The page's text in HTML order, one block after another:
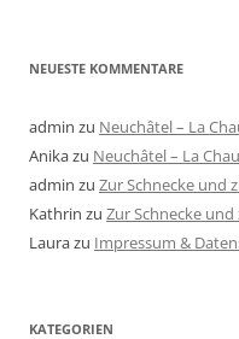
NEUESTE KOMMENTARE
admin zu Neuchâtel – La
Anikazu Neuchâtel – La
admin zu Zur Schnecke und
Kathrin zu Zur Schnecke
Laurazu Impressum &
KATEGORIEN